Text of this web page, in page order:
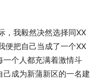
，我毅然决然选择同XX
便把自己当成了一个XX
一个人都充满着激情斗
成为新蒲新区的一名建